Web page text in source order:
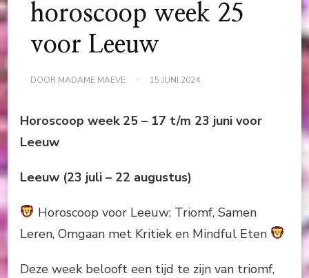
horoscoop week 25
voor Leeuw
DOOR MADAME MAEVE 15 JUNI 2024
Horoscoop week 25 – 17 t/m 23 juni voor
Leeuw
Leeuw (23 juli – 22 augustus)
Horoscoop voor Leeuw: Triomf, Samen
Leren, Omgaan met Kritiek en Mindful Eten
Deze week belooft een tijd te zijn van triomf,